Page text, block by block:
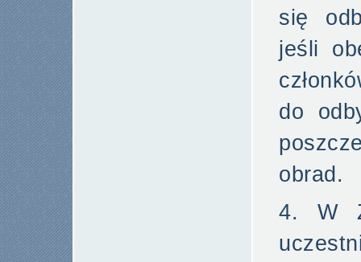
się
jeśli
do
obrad.
4. W